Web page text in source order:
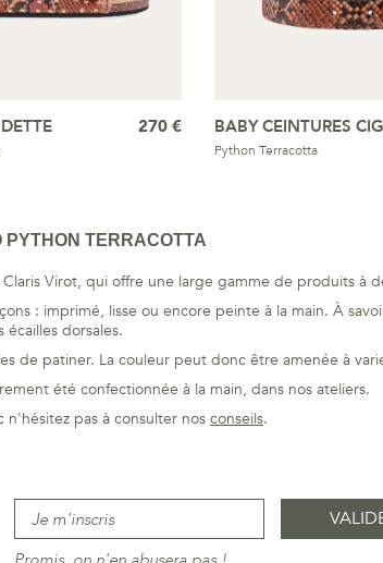
270 € BABY CEINTURES
Python Terracotta
PYTHON TERRACOTTA
Virot, qui offre une large gamme de produits à
: imprimé, lisse ou encore peinte à la main. À
écailles dorsales.
de patiner. La couleur peut donc être amenée à
été confectionnée à la main, dans nos ateliers.
pas à consulter nos conseils.